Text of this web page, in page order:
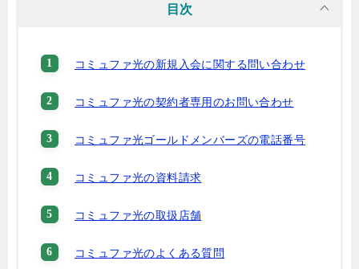
目次
コミュファ光の新規入会に関する問い合わせ
コミュファ光の契約者専用のお問い合わせ
コミュファ光ゴールドメンバーズの電話番号
コミュファ光の資料請求
コミュファ光の取扱店舗
コミュファ光のよくある質問